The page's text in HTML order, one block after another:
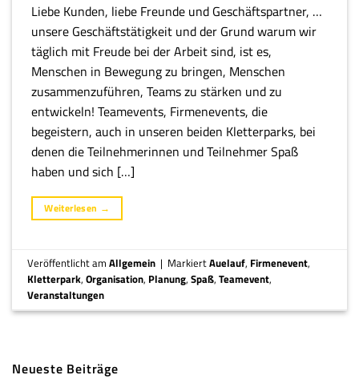
Liebe Kunden, liebe Freunde und Geschäftspartner, …
unsere Geschäftstätigkeit und der Grund warum wir
täglich mit Freude bei der Arbeit sind, ist es,
Menschen in Bewegung zu bringen, Menschen
zusammenzuführen, Teams zu stärken und zu
entwickeln! Teamevents, Firmenevents, die
begeistern, auch in unseren beiden Kletterparks, bei
denen die Teilnehmerinnen und Teilnehmer Spaß
haben und sich […]
Weiterlesen →
Veröffentlicht amAllgemein | MarkiertAuelauf, Firmenevent,
Kletterpark,Organisation, Planung,Spaß,Teamevent,
Veranstaltungen
Neueste Beiträge